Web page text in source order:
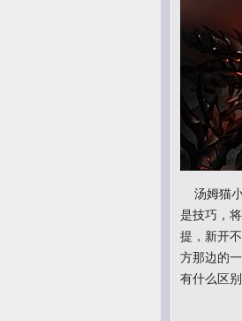
汤姆猫小
是技巧，
提，新开
方那边的
有什么区